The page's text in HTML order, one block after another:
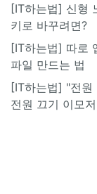
[IT하는법] 신형
키로 바꾸려면?
[IT하는법] 따로
파일 만드는 법
[IT하는법] "전원
전원 끄기 이모저